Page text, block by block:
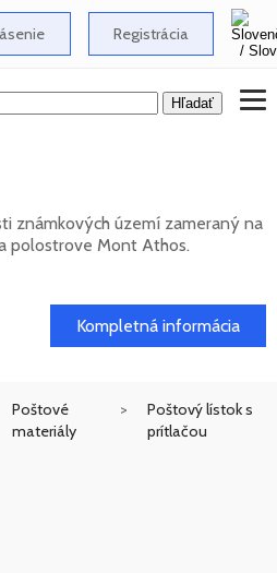
Registrácia
známkových území zameraný na
polostrove Mont Athos.
Kompletná informácia
Poštové
materiály
Poštový lístok s
prítlačou